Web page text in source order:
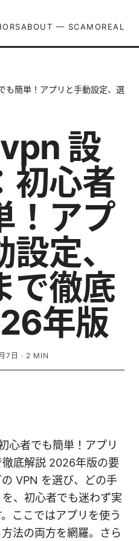
ABOUT — SCAMOREAL
も簡単！アプリと手動設定、選
設
初心者
！アプ
定、
で徹底
年版
7日 · 2 MIN
心者でも簡単！アプリ
底解説 2026年版の要
VPN を選び、どの手
、初心者でも迷わず実
ここではアプリを使う
法の両方を網羅。さら